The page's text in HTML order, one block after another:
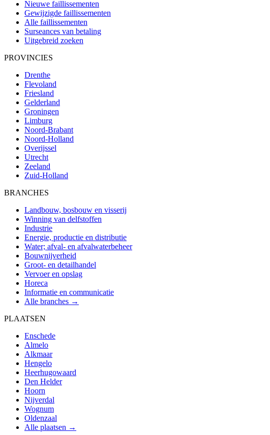
Nieuwe faillissementen
Gewijzigde faillissementen
Alle faillissementen
Surseances van betaling
Uitgebreid zoeken
PROVINCIES
Drenthe
Flevoland
Friesland
Gelderland
Groningen
Limburg
Noord-Brabant
Noord-Holland
Overijssel
Utrecht
Zeeland
Zuid-Holland
BRANCHES
Landbouw, bosbouw en visserij
Winning van delfstoffen
Industrie
Energie, productie en distributie
Water; afval- en afvalwaterbeheer
Bouwnijverheid
Groot- en detailhandel
Vervoer en opslag
Horeca
Informatie en communicatie
Alle branches →
PLAATSEN
Enschede
Almelo
Alkmaar
Hengelo
Heerhugowaard
Den Helder
Hoorn
Nijverdal
Wognum
Oldenzaal
Alle plaatsen →